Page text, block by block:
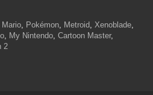
Mario, Pokémon, Metroid, Xenoblade,
, My Nintendo, Cartoon Master,
2